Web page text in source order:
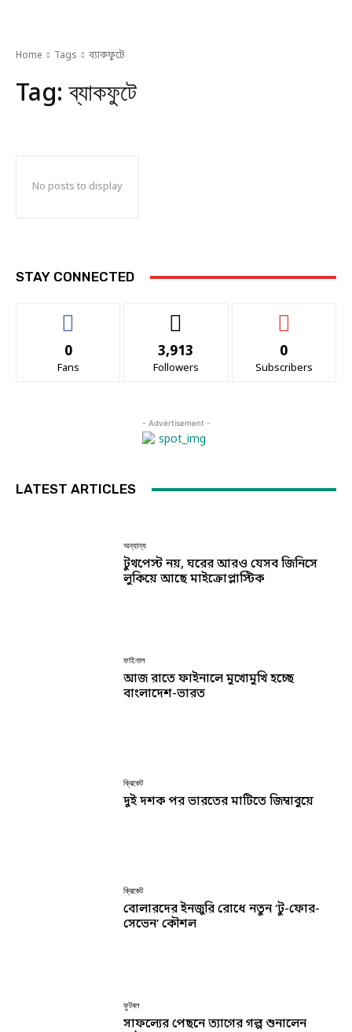
Home Tags ব্যাকফুটে
Tag:ব্যাকফুটে
No posts to display
STAY CONNECTED
0
Fans
3,913
Followers
0
Subscribers
- Advertisement -
LATEST ARTICLES
অন্যান্য
টুথপেস্ট নয়, ঘরের আরও যেসব জিনিসে
লুকিয়ে আছে মাইক্রোপ্লাস্টিক
ফাইনাল
আজ রাতে ফাইনালে মুখোমুখি হচ্ছে
বাংলাদেশ-ভারত
ক্রিকেট
দুই দশক পর ভারতের মাটিতে জিম্বাবুয়ে
ক্রিকেট
বোলারদের ইনজুরি রোধে নতুন ‘টু-ফোর-
সেভেন’ কৌশল
ফুটবল
সাফল্যের পেছনে ত্যাগের গল্প শুনালেন